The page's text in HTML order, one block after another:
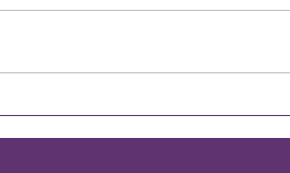
מה דעתכם להיות בינוניים?